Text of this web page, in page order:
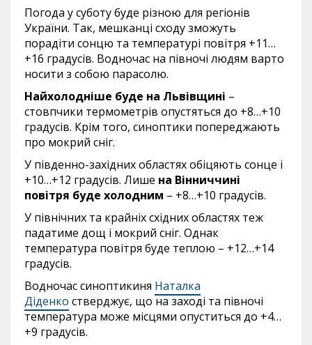
Погода у суботу буде різною для регіонів
України. Так, мешканці сходу зможуть
порадіти сонцю та температурі повітря +11…
+16 градусів. Водночас на півночі людям варто
носити з собою парасолю.
Найхолодніше буде на Львівщині –
стовпчики термометрів опустяться до +8…+10
градусів. Крім того, синоптики попереджають
про мокрий сніг.
У південно-західних областях обіцяють сонце і
+10…+12 градусів. Лише на Вінниччині
повітря буде холодним – +8…+10 градусів.
У північних та крайніх східних областях теж
падатиме дощ і мокрий сніг. Однак
температура повітря буде теплою – +12…+14
градусів.
Водночас синоптикиня Наталка
Діденко стверджує, що на заході та півночі
температура може місцями опуститься до +4…
+9 градусів.